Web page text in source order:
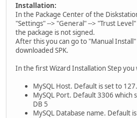
Installation:
In the Package Center of the
"Settings" --> "General" --> "Trust
the package is not signed.
After this you can go to "Manual
downloaded SPK.
In the first Wizard Installation Step you
MySQL Host. Default is set to
MySQL Port. Default 3306 which
DB 5
MySQL Database name. Default